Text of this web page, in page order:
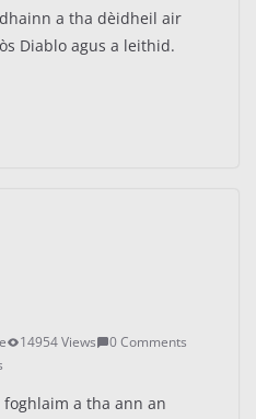
a tha dèidheil air
Diablo agus a leithid.
14954 Views
0 Comments
foghlaim a tha ann an